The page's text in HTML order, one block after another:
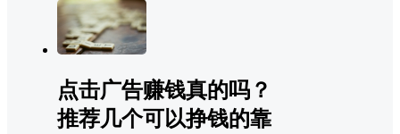
点击广告赚钱真的吗？
推荐几个可以挣钱的靠